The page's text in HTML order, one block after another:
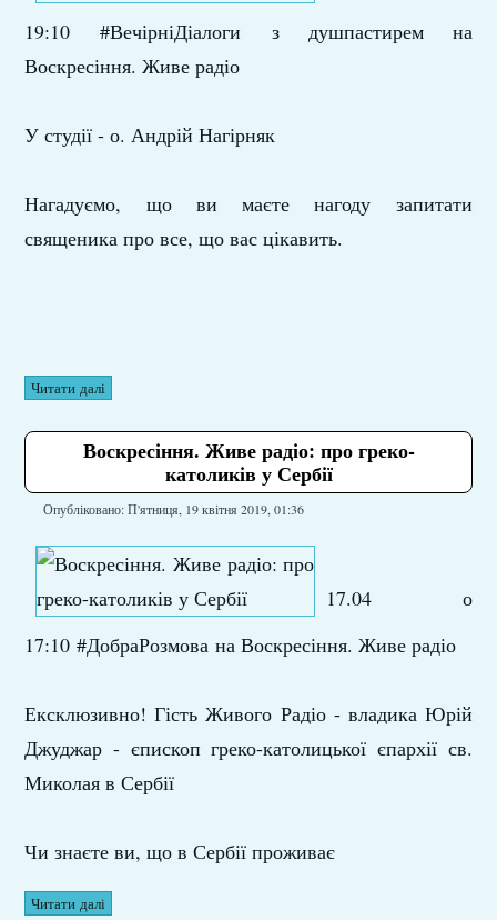
19:10 #ВечірніДіалоги з душпастирем на
Воскресіння. Живе радіо
У студії - о. Андрій Нагірняк
Нагадуємо, що ви маєте нагоду запитати
священика про все, що вас цікавить.
Читати далі
Воскресіння. Живе радіо: про греко-
католиків у Сербії
Опубліковано: П'ятниця, 19 квітня 2019, 01:36
17.04 о
17:10 #ДобраРозмова на Воскресіння. Живе радіо
Ексклюзивно! Гість Живого Радіо - владика Юрій
Джуджар - єпископ греко-католицької єпархії св.
Миколая в Сербії
Чи знаєте ви, що в Сербії проживає
Читати далі